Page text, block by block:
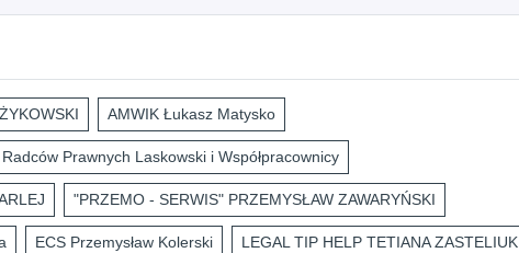
AMWIK Łukasz Matysko
Prawnych Laskowski i Współpracownicy
"PRZEMO - SERWIS" PRZEMYSŁAW ZAWARYŃSKI
ECS Przemysław Kolerski LEGAL TIP HELP TETIANA ZASTELIUK